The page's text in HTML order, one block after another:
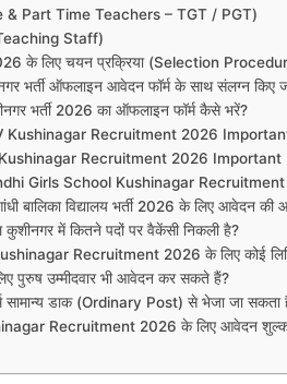
& Part Time Teachers – TGT / PGT)
Staff)
के लिए चयन प्रक्रिया (Selection
भर्ती ऑफलाइन आवेदन फॉर्म के साथ संलग्न किए
भर्ती 2026 का ऑफलाइन फॉर्म कैसे भरें?
Kushinagar Recruitment 2026
Kushinagar Recruitment 2026 Important
Girls School Kushinagar
बालिका विद्यालय भर्ती 2026 के लिए आवेदन की
में कितने पदों पर वैकेंसी निकली है?
Recruitment 2026 के लिए कोई
पुरुष उम्मीदवार भी आवेदन कर सकते हैं?
सामान्य डाक (Ordinary Post) से भेजा जा सकता
Recruitment 2026 के लिए आवेदन शुल्क